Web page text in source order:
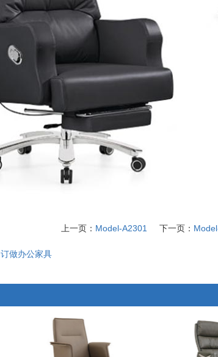
上一页： Model-A2301 下一页：
订做办公家具